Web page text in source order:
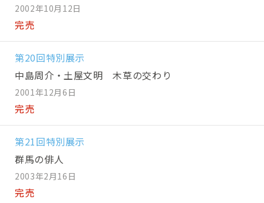
2002年10月12日
完売
第20回特別展示
中島周介・土屋文明 木草の交わり
2001年12月6日
完売
第21回特別展示
群馬の俳人
2003年2月16日
完売